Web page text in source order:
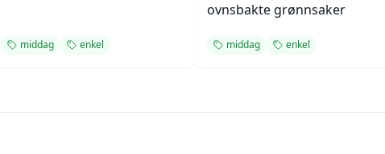
middag enkel
ovnsbakte grønnsaker
middag enkel